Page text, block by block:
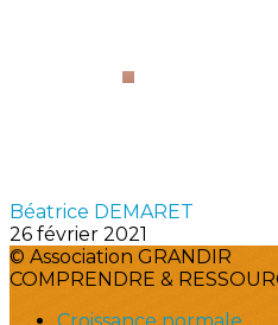
Béatrice DEMARET
26 février 2021
© Association GRANDIR
COMPRENDRE &